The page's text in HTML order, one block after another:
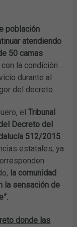
población
atendiendo
50 camas
con la condición
durante al
del decreto.
elTribunal
Decreto del
512/2015
estatales, ya
la comunidad
la sensación de
donde las